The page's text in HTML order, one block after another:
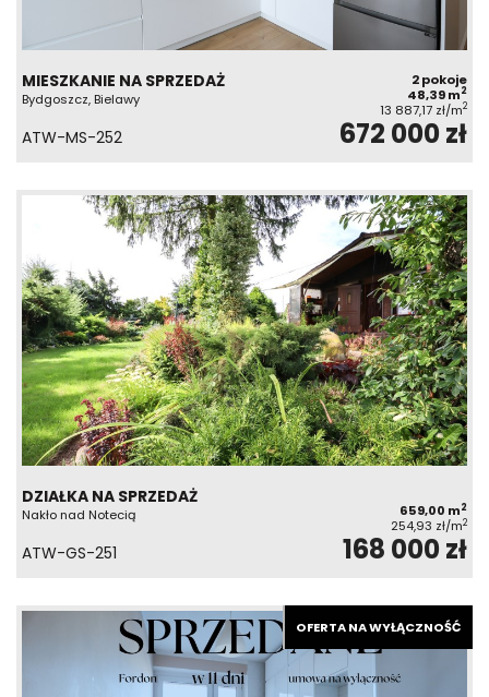
MIESZKANIE NA SPRZEDAŻ
Bydgoszcz, Bielawy
2 pokoje
48,39 m2
13 887,17 zł/m2
ATW-MS-252 672 000 zł
DZIAŁKA NA SPRZEDAŻ
Nakło nad Notecią 659,00 m2
254,93 zł/m2
ATW-GS-251 168 000 zł
OFERTA NA WYŁĄCZNOŚĆ